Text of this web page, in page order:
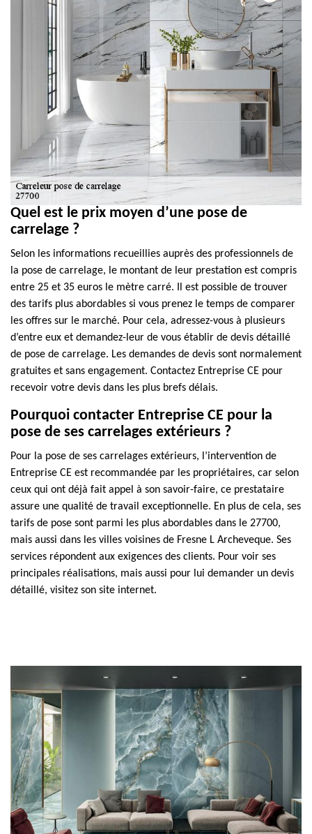
Quel est le prix moyen d’une pose de
carrelage ?
Selon les informations recueillies auprès des professionnels de
la pose de carrelage, le montant de leur prestation est compris
entre 25 et 35 euros le mètre carré. Il est possible de trouver
des tarifs plus abordables si vous prenez le temps de comparer
les offres sur le marché. Pour cela, adressez-vous à plusieurs
d’entre eux et demandez-leur de vous établir de devis détaillé
de pose de carrelage. Les demandes de devis sont normalement
gratuites et sans engagement. Contactez Entreprise CE pour
recevoir votre devis dans les plus brefs délais.
Pourquoi contacter Entreprise CE pour la
pose de ses carrelages extérieurs ?
Pour la pose de ses carrelages extérieurs, l’intervention de
Entreprise CE est recommandée par les propriétaires, car selon
ceux qui ont déjà fait appel à son savoir-faire, ce prestataire
assure une qualité de travail exceptionnelle. En plus de cela, ses
tarifs de pose sont parmi les plus abordables dans le 27700,
mais aussi dans les villes voisines de Fresne L Archeveque. Ses
services répondent aux exigences des clients. Pour voir ses
principales réalisations, mais aussi pour lui demander un devis
détaillé, visitez son site internet.